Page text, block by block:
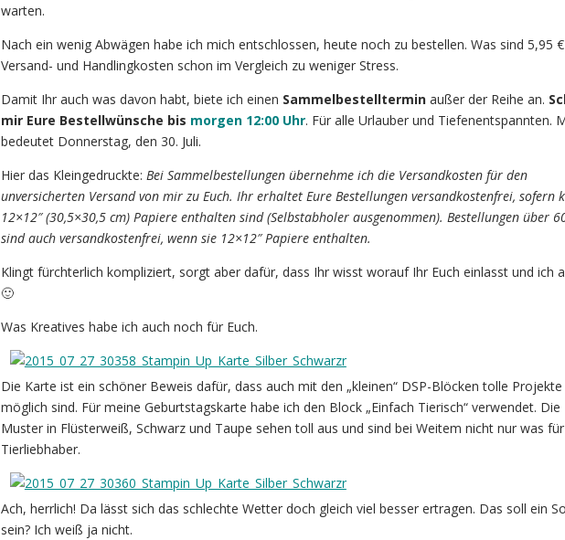
warten.
Nach ein wenig Abwägen habe ich mich entschlossen, heute noch zu bestellen. Was sind 5,95 €
Versand- und Handlingkosten schon im Vergleich zu weniger Stress.
Damit Ihr auch was davon habt, biete ich einen Sammelbestellterminaußer der Reihe an.
mir Eure Bestellwünsche bis morgen 12:00 Uhr. Für alle Urlauber und Tiefenentspannten.
bedeutet Donnerstag, den 30. Juli.
Hier das Kleingedruckte: Bei Sammelbestellungen übernehme ich die Versandkosten für den
unversicherten Versand von mir zu Euch. Ihr erhaltet Eure Bestellungen versandkostenfrei, sofern
12×12″ (30,5×30,5 cm) Papiere enthalten sind (Selbstabholer ausgenommen). Bestellungen über
sind auch versandkostenfrei, wenn sie 12×12″ Papiere enthalten.
Klingt fürchterlich kompliziert, sorgt aber dafür, dass Ihr wisst worauf Ihr Euch einlasst und ich
🙂
Was Kreatives habe ich auch noch für Euch.
Die Karte ist ein schöner Beweis dafür, dass auch mit den „kleinen“ DSP-Blöcken tolle Projekte
möglich sind. Für meine Geburtstagskarte habe ich den Block „Einfach Tierisch“ verwendet. Die
Muster in Flüsterweiß, Schwarz und Taupe sehen toll aus und sind bei Weitem nicht nur was für
Tierliebhaber.
Ach, herrlich! Da lässt sich das schlechte Wetter doch gleich viel besser ertragen. Das soll ein
sein? Ich weiß ja nicht.